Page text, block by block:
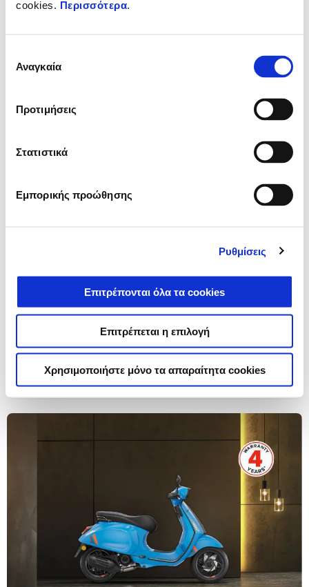
cookies. Περισσότερα.
συγκατάθεσης
Αναγκαία
Προτιμήσεις
Στατιστικά
Εμπορικής προώθησης
Ρυθμίσεις
Επιτρέπονται όλα τα cookies
Επιτρέπεται η επιλογή
Χρησιμοποιήστε μόνο τα απαραίτητα cookies
Η ηλεκτρική γκάμα Vespa με δώρο 2 χρόνια
επέκταση εγγύησης